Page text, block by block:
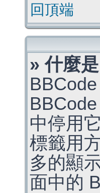
回頂端
» 什麼
中停用
標籤用
多的顯
面中的